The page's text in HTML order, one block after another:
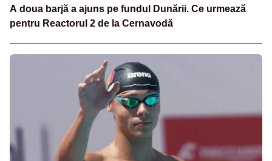
A doua barjă a ajuns pe fundul Dunării. Ce urmează
pentru Reactorul 2 de la Cernavodă